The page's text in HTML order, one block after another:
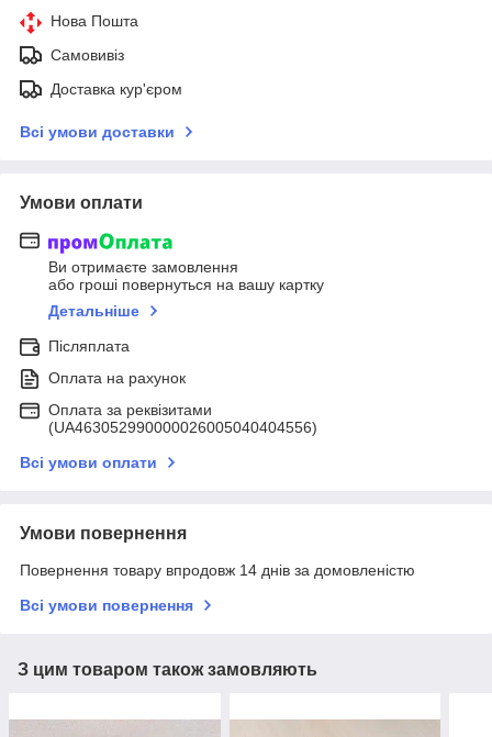
Нова Пошта
Самовивіз
Доставка кур'єром
Всі умови доставки
Умови оплати
Ви отримаєте замовлення
або гроші повернуться на вашу картку
Детальніше
Післяплата
Оплата на рахунок
Оплата за реквізитами
(UA463052990000026005040404556)
Всі умови оплати
Умови повернення
Повернення товару впродовж 14 днів за домовленістю
Всі умови повернення
З цим товаром також замовляють